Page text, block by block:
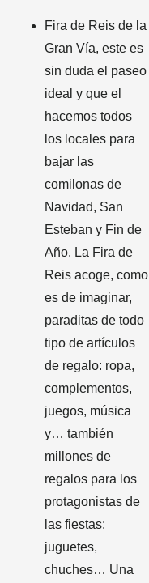
Fira de Reis de la
Gran Vía, este es
sin duda el paseo
ideal y que el
hacemos todos
los locales para
bajar las
comilonas de
Navidad, San
Esteban y Fin de
Año. La Fira de
Reis acoge, como
es de imaginar,
paraditas de todo
tipo de artículos
de regalo: ropa,
complementos,
juegos, música
y… también
millones de
regalos para los
protagonistas de
las fiestas:
juguetes,
chuches… Una